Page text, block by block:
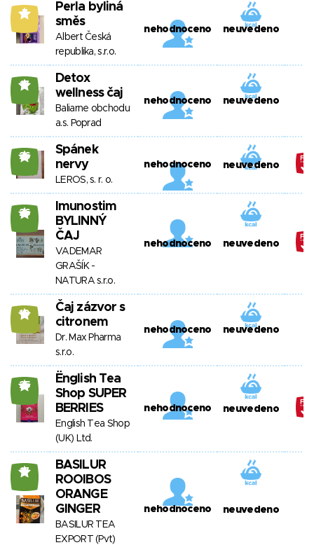
7
Perla byliná
směs
Albert Česká
republika, s.r.o.
nehodnoceno neuvedeno
17
Detox
wellness čaj
Baliarne obchodu
a.s. Poprad
nehodnoceno neuvedeno
26
Spánek
nervy
LEROS, s. r. o.
nehodnoceno neuvedeno
26
Imunostim
BYLINNÝ
ČAJ
VADEMAR
GRAŠÍK -
NATURA s.r.o.
nehodnoceno neuvedeno
10
Čaj zázvor s
citronem
Dr. Max Pharma
s.r.o.
nehodnoceno neuvedeno
25
Ënglish Tea
Shop SUPER
BERRIES
English Tea Shop
(UK) Ltd.
nehodnoceno neuvedeno
17
BASILUR
ROOIBOS
ORANGE
GINGER
BASILUR TEA
EXPORT (Pvt)
nehodnoceno neuvedeno